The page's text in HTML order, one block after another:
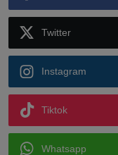
Twitter
Instagram
Tiktok
Whatsapp